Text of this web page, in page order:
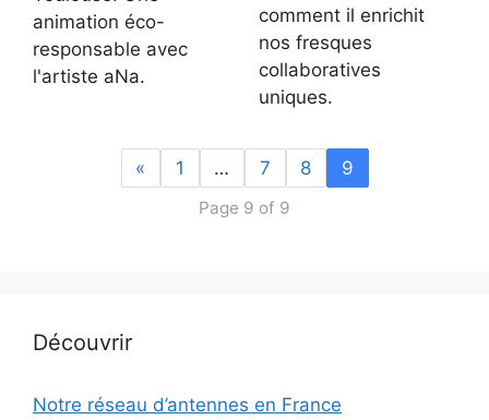
animation éco-
responsable avec
l'artiste aNa.
comment il enrichit
nos fresques
collaboratives
uniques.
« 1 … 7 8 9
Page 9 of 9
Découvrir
Notre réseau d’antennes en France